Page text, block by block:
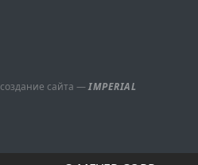
создание сайта —IMPERIAL